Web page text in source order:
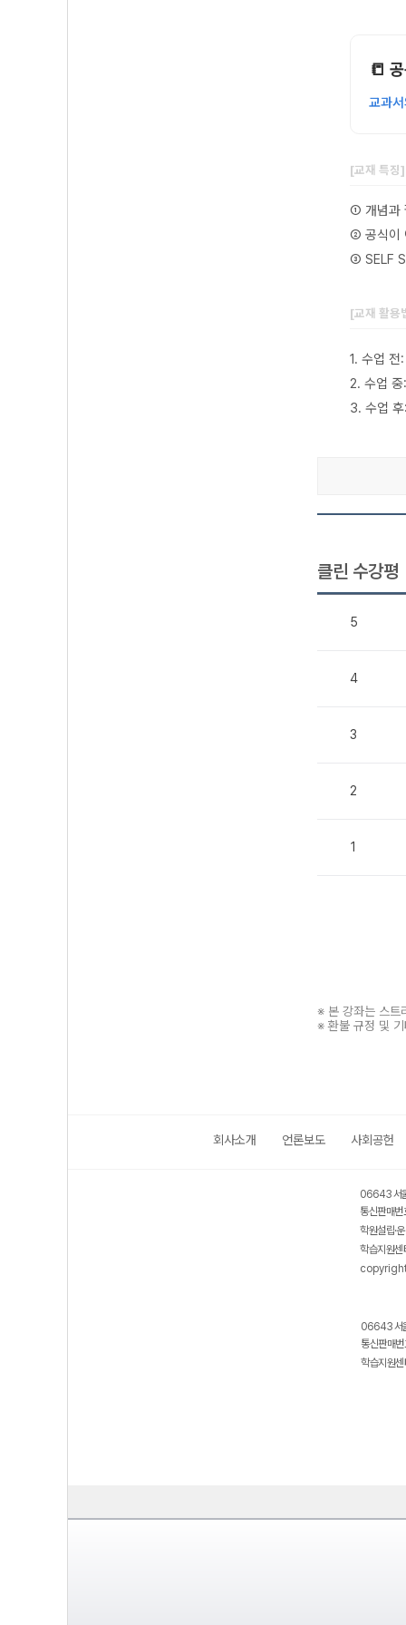
📒
교과
[교재 특징
① 개념과
② 공식이
③ SELF
[교재 활용
1. 수업 전
2. 수업
3. 수업
클린 수강평
5
4
3
2
1
※ 본 강좌는 스트
※ 환불 규정 및
회사소개 언론보도 사회공헌
06643 서
통신판매
학원설립·
학습지원
06643 서
통신판매
학습지원